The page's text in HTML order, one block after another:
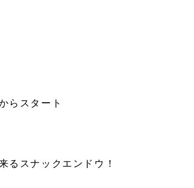
らスタート
るスナックエンドウ！